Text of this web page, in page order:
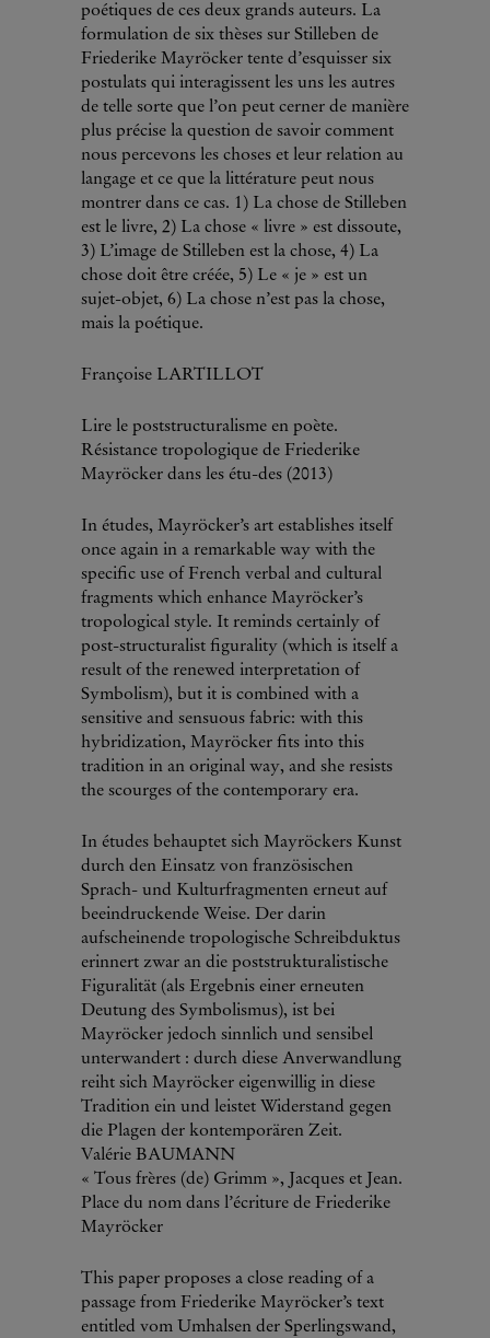
poétiques de ces deux grands auteurs. La
formulation de six thèses sur Stilleben de
Friederike Mayröcker tente d’esquisser six
postulats qui interagissent les uns les autres
de telle sorte que l’on peut cerner de manière
plus précise la question de savoir comment
nous percevons les choses et leur relation au
langage et ce que la littérature peut nous
montrer dans ce cas. 1) La chose de Stilleben
est le livre, 2) La chose « livre » est dissoute,
3) L’image de Stilleben est la chose, 4) La
chose doit être créée, 5) Le « je » est un
sujet-objet, 6) La chose n’est pas la chose,
mais la poétique.
Françoise LARTILLOT
Lire le poststructuralisme en poète.
Résistance tropologique de Friederike
Mayröcker dans les étu-des (2013)
In études, Mayröcker’s art establishes itself
once again in a remarkable way with the
specific use of French verbal and cultural
fragments which enhance Mayröcker’s
tropological style. It reminds certainly of
post-structuralist figurality (which is itself a
result of the renewed interpretation of
Symbolism), but it is combined with a
sensitive and sensuous fabric: with this
hybridization, Mayröcker fits into this
tradition in an original way, and she resists
the scourges of the contemporary era.
In études behauptet sich Mayröckers Kunst
durch den Einsatz von französischen
Sprach- und Kulturfragmenten erneut auf
beeindruckende Weise. Der darin
aufscheinende tropologische Schreibduktus
erinnert zwar an die poststrukturalistische
Figuralität (als Ergebnis einer erneuten
Deutung des Symbolismus), ist bei
Mayröcker jedoch sinnlich und sensibel
unterwandert : durch diese Anverwandlung
reiht sich Mayröcker eigenwillig in diese
Tradition ein und leistet Widerstand gegen
die Plagen der kontemporären Zeit.
Valérie BAUMANN
« Tous frères (de) Grimm », Jacques et Jean.
Place du nom dans l’écriture de Friederike
Mayröcker
This paper proposes a close reading of a
passage from Friederike Mayröcker’s text
entitled vom Umhalsen der Sperlingswand,